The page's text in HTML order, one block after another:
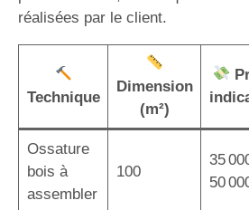
réalisées par le client.
Technique
Dimension
(m²)
Ossature
bois à
assembler
100
35
50